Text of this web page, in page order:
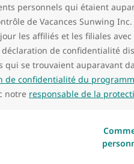
personnels qui étaient
de Vacances Sunwing
les affiliés et les filiales
de confidentialité
qui se trouvaient auparavant
confidentialité du
notre responsable de la